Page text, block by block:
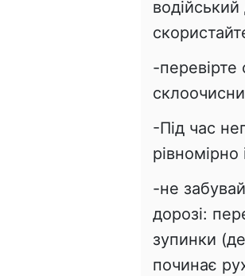
-перевірте
-Під час
-не
дорозі:
зупинки
починає